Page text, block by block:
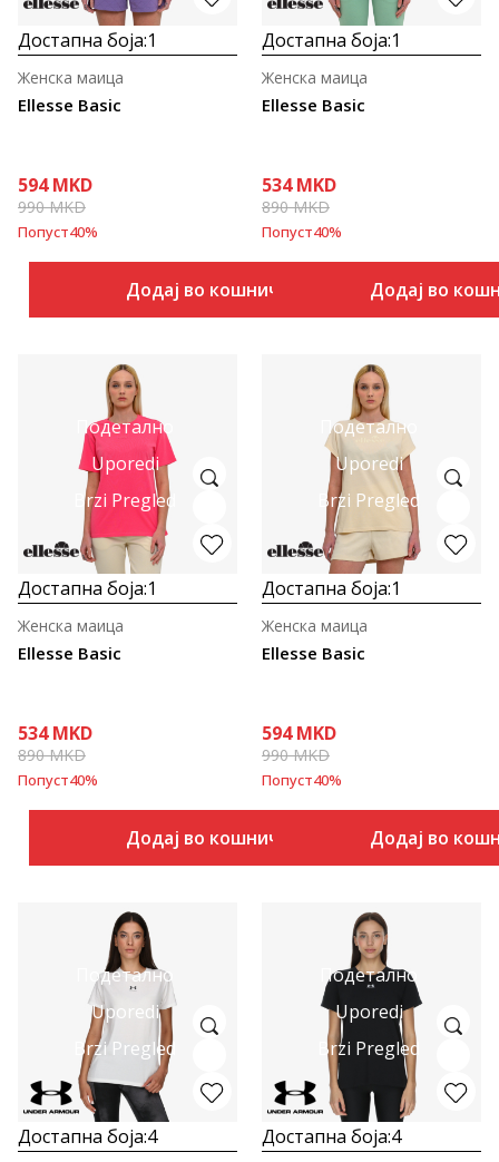
Достапна боја:1
Ellesse Basic
Женска маица
594 MKD
990MKD
Попуст40%
Додај во кошничка
Достапна боја:1
Ellesse Basic
Женска маица
534 MKD
890MKD
Попуст40%
Додај во
Подетално
Uporedi
Brzi Pregled
Достапна боја:1
Ellesse Basic
Женска маица
534 MKD
890MKD
Попуст40%
Додај во кошничка
Подетално
Uporedi
Brzi Pregled
Достапна боја:1
Ellesse Basic
Женска маица
594 MKD
990MKD
Попуст40%
Додај во
Подетално
Uporedi
Brzi Pregled
Достапна боја:4
Подетално
Uporedi
Brzi Pregled
Достапна боја:4